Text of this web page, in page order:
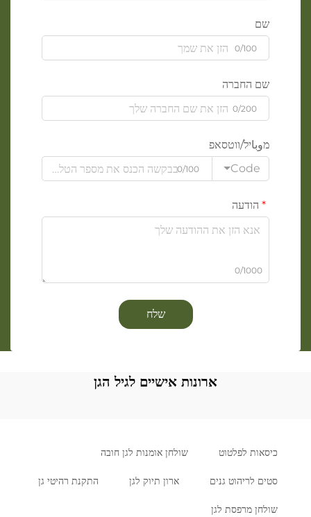
שם
0/100
שם החברה
0/200
מوباיל/ווטסאפ
Code
0/100
הודעה
0/1000
שלח
ארונות אישיים לגיל הגן
כיסאות לפלטוט שולחן אומנות לגן חובה
סטים לריהוט גנים ארון תיוק לגן התקנת רהיטי גן
שולחן מרפסת לגן